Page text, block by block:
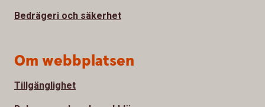
Bedrägeri och säkerhet
Om webbplatsen
Tillgänglighet